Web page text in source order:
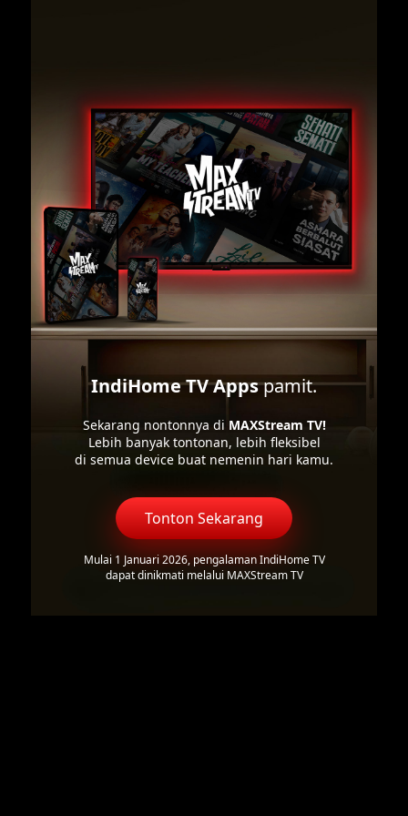
IndiHome TV Appspamit.
Sekarang nontonnya di MAXStream TV!
Lebih banyak tontonan, lebih fleksibel
di semua device buat nemenin hari kamu.
Tonton Sekarang
Mulai 1 Januari 2026, pengalaman IndiHome TV
dapat dinikmati melalui MAXStream TV